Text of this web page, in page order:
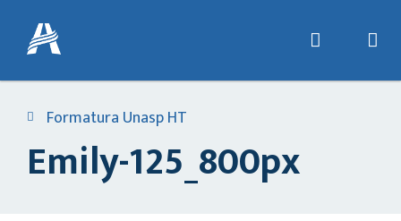
Formatura Unasp HT
Emily-125_800px